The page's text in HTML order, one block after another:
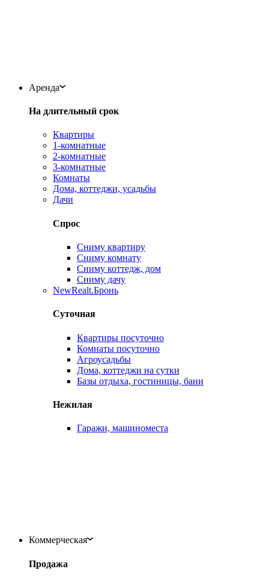
Аренда
На длительный срок
Квартиры
1-комнатные
2-комнатные
3-комнатные
Комнаты
Дома, коттеджи, усадьбы
Дачи
Спрос
Сниму квартиру
Сниму комнату
Сниму коттедж, дом
Сниму дачу
NewRealt.Бронь
Суточная
Квартиры посуточно
Комнаты посуточно
Агроусадьбы
Дома, коттеджи на сутки
Базы отдыха, гостиницы, бани
Нежилая
Гаражи, машиноместа
Коммерческая
Продажа